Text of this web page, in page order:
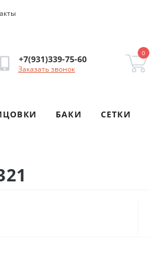
+7(931)339-75-60
Заказать звонок
0
БАКИ СЕТКИ